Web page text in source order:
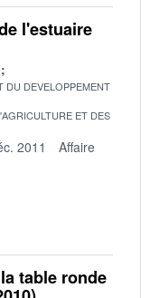
l'estuaire
DU DEVELOPPEMENT
ET DES
2011
Affaire
table ronde